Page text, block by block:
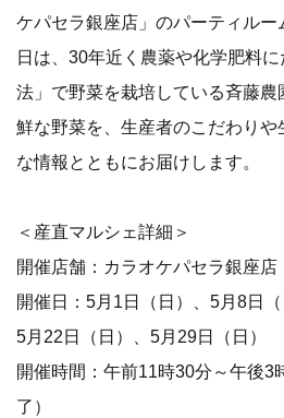
ケパセラ銀座店」のパーティルー
日は、30年近く農薬や化学肥料
法」で野菜を栽培している斉藤
鮮な野菜を、生産者のこだわり
な情報とともにお届けします。
＜産直マルシェ詳細＞
開催店舗：カラオケパセラ銀座店
開催日：5月1日（日）、5月8日（
5月22日（日）、5月29日（日）
開催時間：午前11時30分～午後3
了）